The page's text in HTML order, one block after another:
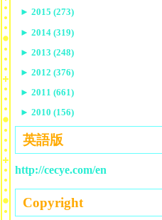
► 2015 (273)
► 2014 (319)
► 2013 (248)
► 2012 (376)
► 2011 (661)
► 2010 (156)
英語版
http://cecye.com/en
Copyright